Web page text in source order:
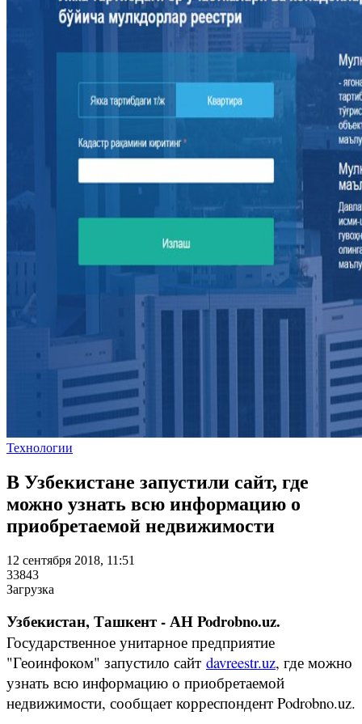
Технологии
В Узбекистане запустили сайт, где
можно узнать всю информацию о
приобретаемой недвижимости
12 сентября 2018, 11:51
33843
Загрузка
Узбекистан, Ташкент - АН Podrobno.uz.
Государственное унитарное предприятие
"Геоинфоком" запустило сайт davreestr.uz, где можно
узнать всю информацию о приобретаемой
недвижимости, сообщает корреспондент Podrobno.uz.